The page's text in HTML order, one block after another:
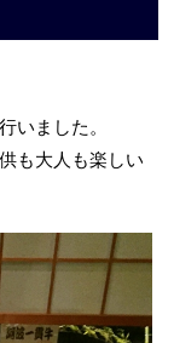
いました。
も大人も楽しい